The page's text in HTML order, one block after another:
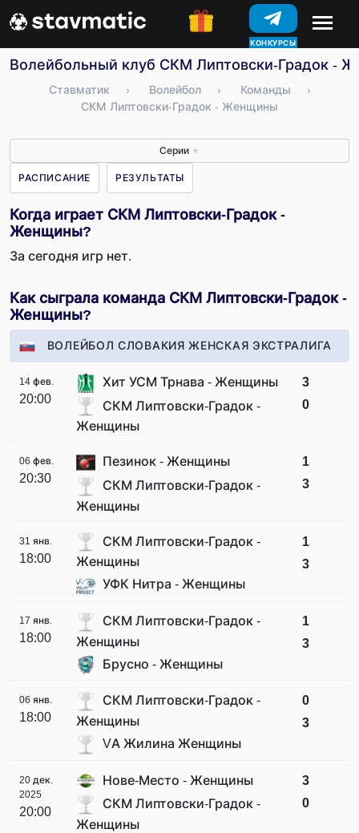
КОНКУРСЫ
Волейбольный клуб СКМ Липтовски-Градок -
Ставматик › Волейбол › Команды
›
СКМ Липтовски-Градок - Женщины
Серии ▼
РАСПИСАНИЕ РЕЗУЛЬТАТЫ
Когда играет СКМ Липтовски-Градок -
Женщины?
За сегодня игр нет.
Как сыграла команда СКМ Липтовски-Градок -
Женщины?
ВОЛЕЙБОЛ СЛОВАКИЯ ЖЕНСКАЯ ЭКСТРАЛИГА
14 фев.
20:00
Хит УСМ Трнава - Женщины
СКМ Липтовски-Градок -
Женщины
3
0
06 фев.
20:30
Пезинок - Женщины
СКМ Липтовски-Градок -
Женщины
1
3
31 янв.
18:00
СКМ Липтовски-Градок -
Женщины
УФК Нитра - Женщины
1
3
17 янв.
18:00
СКМ Липтовски-Градок -
Женщины
Брусно - Женщины
1
3
06 янв.
18:00
СКМ Липтовски-Градок -
Женщины
VA Жилина Женщины
0
3
20 дек.
2025
20:00
Нове-Место - Женщины
СКМ Липтовски-Градок -
Женщины
3
0